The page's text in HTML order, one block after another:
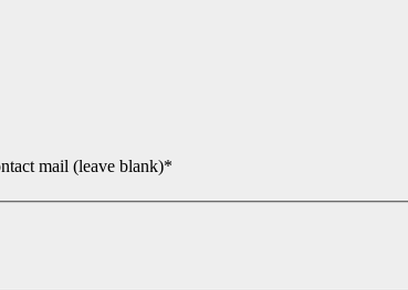
mail (leave blank)*